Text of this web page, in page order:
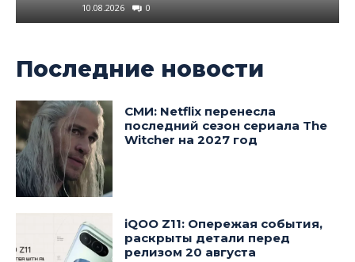
0
Последние новости
СМИ: Netflix перенесла
последний сезон сериала The
Witcher на 2027 год
iQOO Z11: Опережая события,
раскрыты детали перед
релизом 20 августа